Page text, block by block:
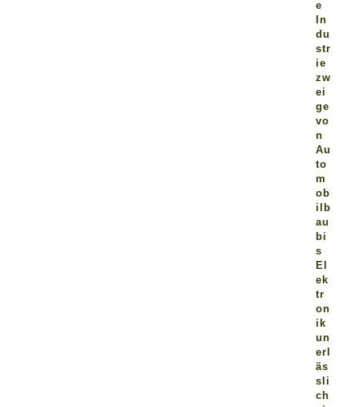
e
In
du
str
ie
zw
ei
ge
vo
n
Au
to
m
ob
ilb
au
bi
s
El
ek
tr
on
ik
un
erl
äs
sli
ch